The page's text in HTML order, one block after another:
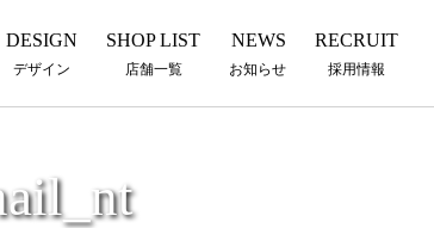
DESIGN
デザイン
SHOP LIST
店舗一覧
NEWS
お知らせ
RECRUIT
採用情報